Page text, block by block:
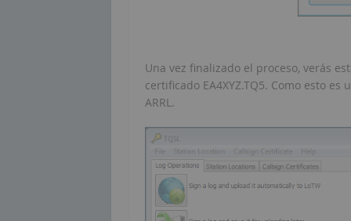
Una vez finalizado el proceso, verás
certificado EA4XYZ.TQ5. Como esto
ARRL.